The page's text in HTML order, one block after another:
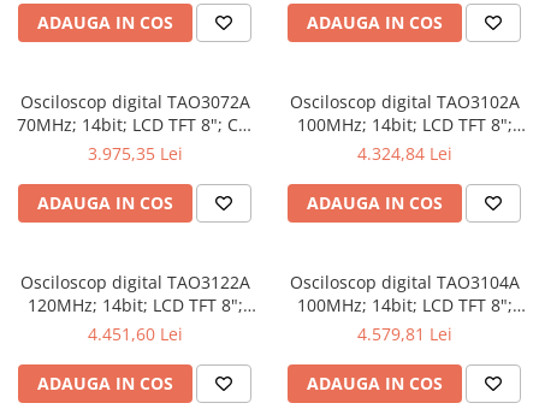
ADAUGA IN COS ADAUGA IN COS
Osciloscop digital TAO3072A
70MHz; 14bit; LCD TFT 8"; Ch:
2; 1Gsps; 40Mpts dotat cu
3.975,35 Lei
ADAUGA IN COS
Osciloscop digital TAO3102A
100MHz; 14bit; LCD TFT 8";
Ch: 2; 1Gsps; 40Mpts dotat cu
4.324,84 Lei
ADAUGA IN COS
Osciloscop digital TAO3122A
120MHz; 14bit; LCD TFT 8";
Ch: 2; 1Gsps; 40Mpts integrat
4.451,60 Lei
ADAUGA IN COS
Osciloscop digital TAO3104A
100MHz; 14bit; LCD TFT 8";
Ch: 4; 1Gsps; 40Mpts care
4.579,81 Lei
ADAUGA IN COS